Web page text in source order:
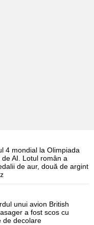
4 mondial la Olimpiada
AI. Lotul român a
de aur, două de argint
unui avion British
a fost scos cu
de decolare